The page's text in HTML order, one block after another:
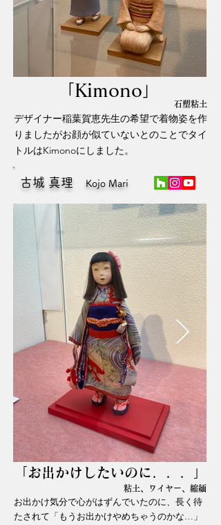
「Kimono」
石塑粘土
デザイナー稲葉賀恵先生の希望で着物姿を作
りましたがお顔が似ていないとのことでタイ
トルはKimonoにしました。
古城 真理 Kojo Mari
「お出かけしたいのに．．．」
粘土、ワイヤー、縮緬
お出かけ気分で心がはずんでいたのに、長く待
たされて「もうお出かけやめちゃうのかな…」